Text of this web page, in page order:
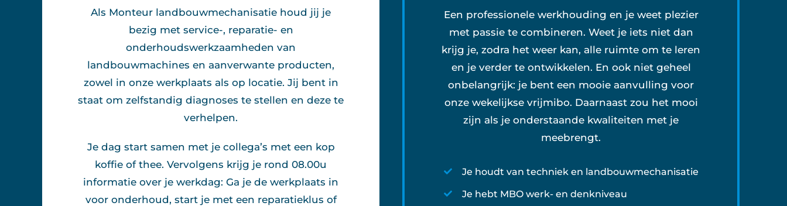
Als Monteur landbouwmechanisatie houd jij je
bezig met service-, reparatie- en
onderhoudswerkzaamheden van
landbouwmachines en aanverwante producten,
zowel in onze werkplaats als op locatie. Jij bent in
staat om zelfstandig diagnoses te stellen en deze te
verhelpen.
Je dag start samen met je collega’s met een kop
koffie of thee. Vervolgens krijg je rond 08.00u
informatie over je werkdag: Ga je de werkplaats in
voor onderhoud, start je met een reparatieklus of
Een professionele werkhouding en je weet plezier
met passie te combineren. Weet je iets niet dan
krijg je, zodra het weer kan, alle ruimte om te leren
en je verder te ontwikkelen. En ook niet geheel
onbelangrijk: je bent een mooie aanvulling voor
onze wekelijkse vrijmibo. Daarnaast zou het mooi
zijn als je onderstaande kwaliteiten met je
meebrengt.
Je houdt van techniek en landbouwmechanisatie
Je hebt MBO werk- en denkniveau